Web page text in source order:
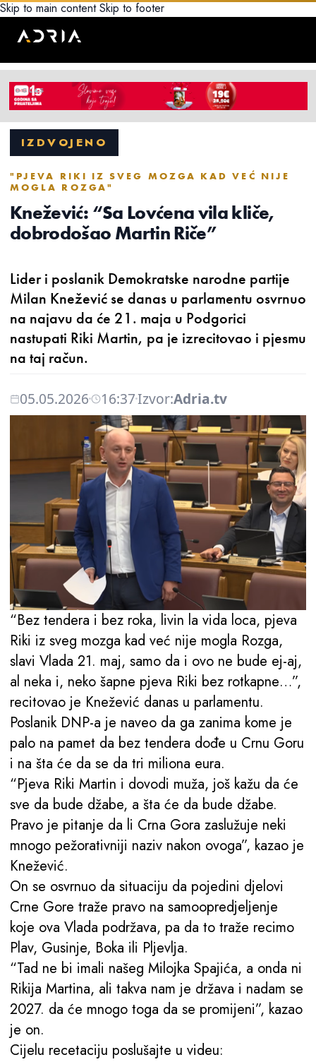
Skip to main content Skip to footer
IZDVOJENO
"PJEVA RIKI IZ SVEG MOZGA KAD VEĆ NIJE
MOGLA ROZGA"
Knežević: “Sa Lovćena vila kliče,
dobrodošao Martin Riče”
Lider i poslanik Demokratske narodne partije
Milan Knežević se danas u parlamentu osvrnuo
na najavu da će 21. maja u Podgorici
nastupati Riki Martin, pa je izrecitovao i pjesmu
na taj račun.
05.05.2026 16:37Izvor:Adria.tv
“Bez tendera i bez roka, livin la vida loca, pjeva
Riki iz sveg mozga kad već nije mogla Rozga,
slavi Vlada 21. maj, samo da i ovo ne bude ej-aj,
al neka i, neko šapne pjeva Riki bez rotkapne…”,
recitovao je Knežević danas u parlamentu.
Poslanik DNP-a je naveo da ga zanima kome je
palo na pamet da bez tendera dođe u Crnu Goru
i na šta će da se da tri miliona eura.
“Pjeva Riki Martin i dovodi muža, još kažu da će
sve da bude džabe, a šta će da bude džabe.
Pravo je pitanje da li Crna Gora zaslužuje neki
mnogo pežorativniji naziv nakon ovoga”, kazao je
Knežević.
On se osvrnuo da situaciju da pojedini djelovi
Crne Gore traže pravo na samoopredjeljenje
koje ova Vlada podržava, pa da to traže recimo
Plav, Gusinje, Boka ili Pljevlja.
“Tad ne bi imali našeg Milojka Spajića, a onda ni
Rikija Martina, ali takva nam je država i nadam se
2027. da će mnogo toga da se promijeni”, kazao
je on.
Cijelu recetaciju poslušajte u videu: